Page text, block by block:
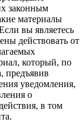
законным
материалы
вы являетесь
действовать от
который, по
предъявив
уведомления,
о
в том